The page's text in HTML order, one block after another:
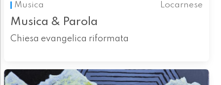
Musica
Locarnese
Musica & Parola
Chiesa evangelica riformata